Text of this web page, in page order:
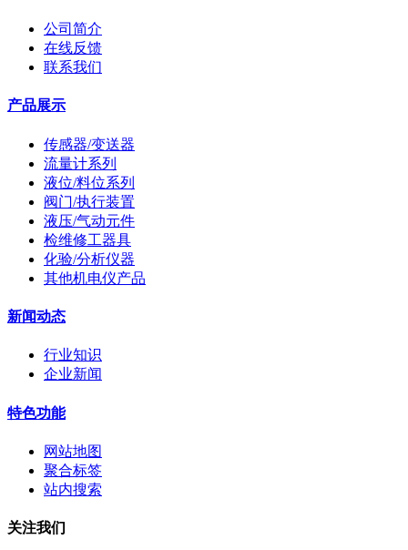
公司简介
在线反馈
联系我们
产品展示
传感器/变送器
流量计系列
液位/料位系列
阀门/执行装置
液压/气动元件
检维修工器具
化验/分析仪器
其他机电仪产品
新闻动态
行业知识
企业新闻
特色功能
网站地图
聚合标签
站内搜索
关注我们